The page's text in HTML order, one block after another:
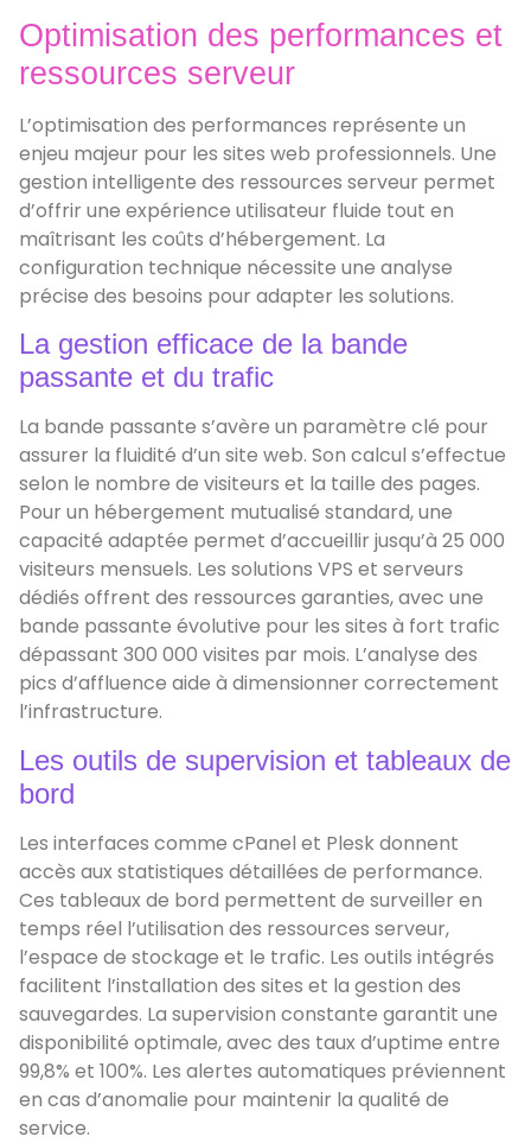
Optimisation des performances et
ressources serveur
L’optimisation des performances représente un
enjeu majeur pour les sites web professionnels. Une
gestion intelligente des ressources serveur permet
d’offrir une expérience utilisateur fluide tout en
maîtrisant les coûts d’hébergement. La
configuration technique nécessite une analyse
précise des besoins pour adapter les solutions.
La gestion efficace de la bande
passante et du trafic
La bande passante s’avère un paramètre clé pour
assurer la fluidité d’un site web. Son calcul s’effectue
selon le nombre de visiteurs et la taille des pages.
Pour un hébergement mutualisé standard, une
capacité adaptée permet d’accueillir jusqu’à 25 000
visiteurs mensuels. Les solutions VPS et serveurs
dédiés offrent des ressources garanties, avec une
bande passante évolutive pour les sites à fort trafic
dépassant 300 000 visites par mois. L’analyse des
pics d’affluence aide à dimensionner correctement
l’infrastructure.
Les outils de supervision et tableaux de
bord
Les interfaces comme cPanel et Plesk donnent
accès aux statistiques détaillées de performance.
Ces tableaux de bord permettent de surveiller en
temps réel l’utilisation des ressources serveur,
l’espace de stockage et le trafic. Les outils intégrés
facilitent l’installation des sites et la gestion des
sauvegardes. La supervision constante garantit une
disponibilité optimale, avec des taux d’uptime entre
99,8% et 100%. Les alertes automatiques préviennent
en cas d’anomalie pour maintenir la qualité de
service.